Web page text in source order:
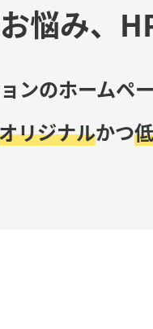
悩み、
ンのホームペー
リジナルかつ